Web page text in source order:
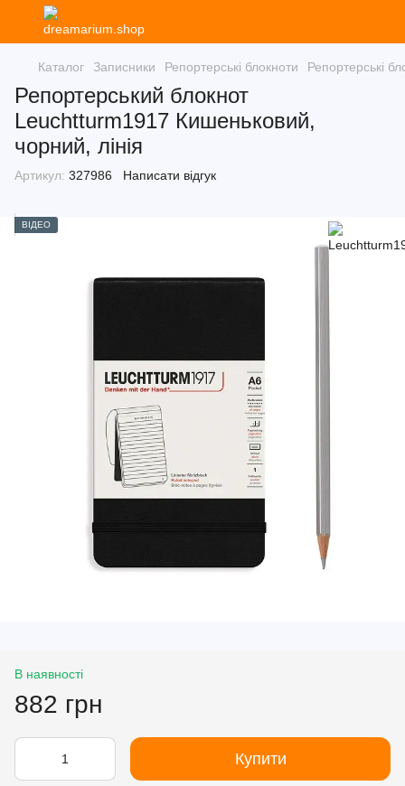
Каталог Записники Репортерські блокноти Репортерські
Репортерський блокнот
Leuchtturm1917 Кишеньковий,
чорний, лінія
Артикул: 327986 Написати відгук
ВІДЕО
В наявності
882 грн
Купити